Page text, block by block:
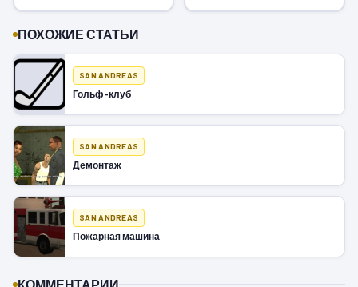
ПОХОЖИЕ СТАТЬИ
SAN ANDREAS
Гольф-клуб
SAN ANDREAS
Демонтаж
SAN ANDREAS
Пожарная машина